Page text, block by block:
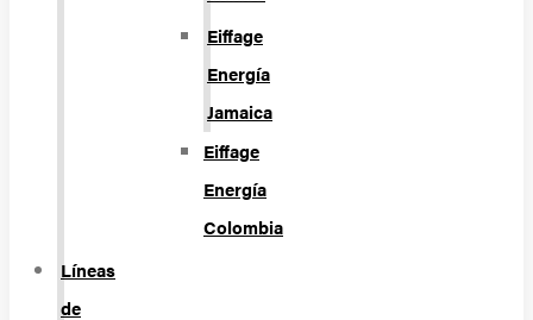
Eiffage
Energía
Jamaica
Eiffage
Energía
Colombia
Líneas
de